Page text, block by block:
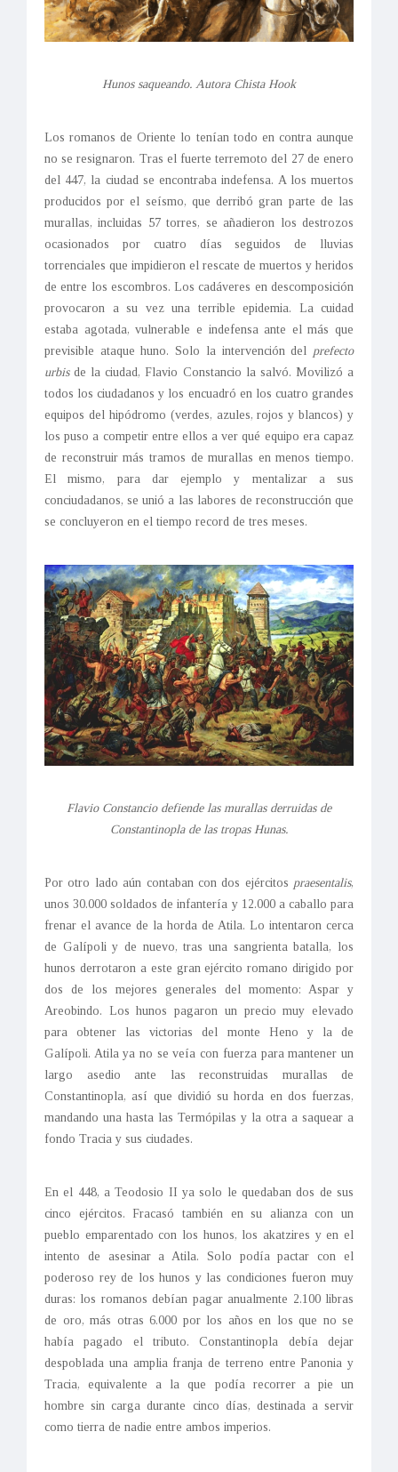
Hunos saqueando. Autora Chista Hook
Los romanos de Oriente lo tenían todo en contra aunque
no se resignaron. Tras el fuerte terremoto del 27 de enero
del 447, la ciudad se encontraba indefensa. A los muertos
producidos por el seísmo, que derribó gran parte de las
murallas, incluidas 57 torres, se añadieron los destrozos
ocasionados por cuatro días seguidos de lluvias
torrenciales que impidieron el rescate de muertos y heridos
de entre los escombros. Los cadáveres en descomposición
provocaron a su vez una terrible epidemia. La cuidad
estaba agotada, vulnerable e indefensa ante el más que
previsible ataque huno. Solo la intervención del prefecto
urbisde la ciudad, Flavio Constancio la salvó. Movilizó a
todos los ciudadanos y los encuadró en los cuatro grandes
equipos del hipódromo (verdes, azules, rojos y blancos) y
los puso a competir entre ellos a ver qué equipo era capaz
de reconstruir más tramos de murallas en menos tiempo.
El mismo, para dar ejemplo y mentalizar a sus
conciudadanos, se unió a las labores de reconstrucción que
se concluyeron en el tiempo record de tres meses.
Flavio Constancio defiende las murallas derruidas de
Constantinopla de las tropas Hunas.
Por otro lado aún contaban con dos ejércitos praesentalis,
unos 30.000 soldados de infantería y 12.000 a caballo para
frenar el avance de la horda de Atila. Lo intentaron cerca
de Galípoli y de nuevo, tras una sangrienta batalla, los
hunos derrotaron a este gran ejército romano dirigido por
dos de los mejores generales del momento: Aspar y
Areobindo. Los hunos pagaron un precio muy elevado
para obtener las victorias del monte Heno y la de
Galípoli. Atila ya no se veía con fuerza para mantener un
largo asedio ante las reconstruidas murallas de
Constantinopla, así que dividió su horda en dos fuerzas,
mandando una hasta las Termópilas y la otra a saquear a
fondo Tracia y sus ciudades.
En el 448, a Teodosio II ya solo le quedaban dos de sus
cinco ejércitos. Fracasó también en su alianza con un
pueblo emparentado con los hunos, los akatzires y en el
intento de asesinar a Atila. Solo podía pactar con el
poderoso rey de los hunos y las condiciones fueron muy
duras: los romanos debían pagar anualmente 2.100 libras
de oro, más otras 6.000 por los años en los que no se
había pagado el tributo. Constantinopla debía dejar
despoblada una amplia franja de terreno entre Panonia y
Tracia, equivalente a la que podía recorrer a pie un
hombre sin carga durante cinco días, destinada a servir
como tierra de nadie entre ambos imperios.